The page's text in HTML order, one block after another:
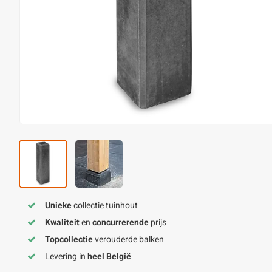
Uniekecollectie tuinhout
Kwaliteitenconcurrerendeprijs
Topcollectieverouderde balken
Levering inheel België